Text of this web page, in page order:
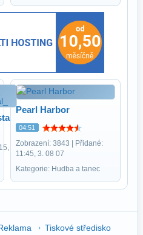
2.
Pearl Harbor
04:51
Zobrazení: 3843 | Přidané:
11:45, 3. 08 07
Kategorie: Hudba a tanec
Tiskové středisko